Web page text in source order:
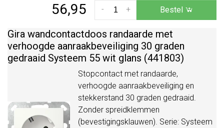
56,95 +
- Bestel
Gira wandcontactdoos randaarde met
verhoogde aanraakbeveiliging 30 graden
gedraaid Systeem 55 wit glans (441803)
Stopcontact met randaarde,
verhoogde aanraakbeveiliging en
stekkerstand 30 graden gedraaid.
Zonder spreidklemmen
(bevestigingsklauwen). Serie: Systeem